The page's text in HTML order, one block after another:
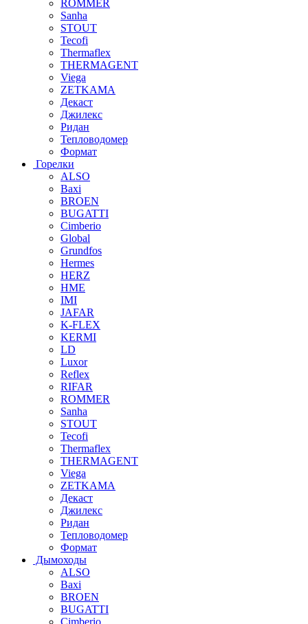
ROMMER
Sanha
STOUT
Tecofi
Thermaflex
THERMAGENT
Viega
ZETKAMA
Декаст
Джилекс
Ридан
Тепловодомер
Формат
Горелки
ALSO
Baxi
BROEN
BUGATTI
Cimberio
Global
Grundfos
Hermes
HERZ
HME
IMI
JAFAR
K-FLEX
KERMI
LD
Luxor
Reflex
RIFAR
ROMMER
Sanha
STOUT
Tecofi
Thermaflex
THERMAGENT
Viega
ZETKAMA
Декаст
Джилекс
Ридан
Тепловодомер
Формат
Дымоходы
ALSO
Baxi
BROEN
BUGATTI
Cimberio